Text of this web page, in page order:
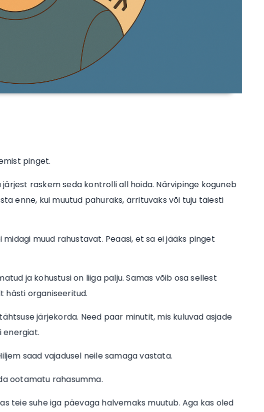
pinget.
raskem seda kontrolli all hoida. Närvipinge koguneb
enne, kui muutud pahuraks, ärrituvaks või tuju täiesti
muud rahustavat. Peaasi, et sa ei jääks pinget
ja kohustusi on liiga palju. Samas võib osa sellest
hästi organiseeritud.
järjekorda. Need paar minutit, mis kuluvad asjade
energiat.
saad vajadusel neile samaga vastata.
ootamatu rahasumma.
teie suhe iga päevaga halvemaks muutub. Aga kas oled